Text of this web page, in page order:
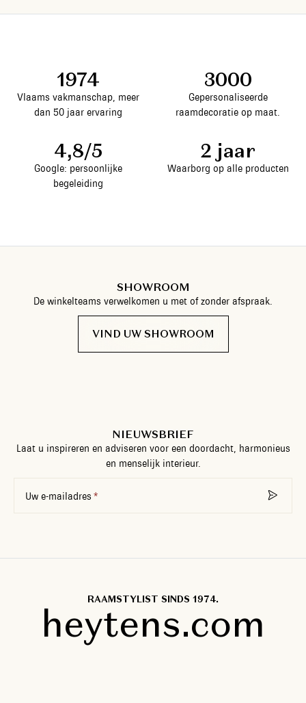
1974
Vlaams vakmanschap, meer
dan 50 jaar ervaring
3000
Gepersonaliseerde
raamdecoratie op maat.
4,8/5
Google: persoonlijke
begeleiding
2 jaar
Waarborg op alle producten
SHOWROOM
De winkelteams verwelkomen u met of zonder afspraak.
VIND UW SHOWROOM
NIEUWSBRIEF
Laat u inspireren en adviseren voor een doordacht, harmonieus
en menselijk interieur.
Uw e-mailadres
RAAMSTYLIST SINDS 1974.
heytens.com